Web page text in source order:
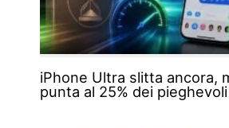
iPhone Ultra slitta ancora,
punta al 25% dei pieghevoli